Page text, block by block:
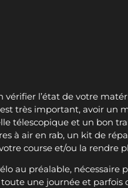
vérifier l’état de votre
très important, avoir un
télescopique et un bon
à air en rab, un kit de
course et/ou la rendre
au préalable, nécessaire
une journée et parfois